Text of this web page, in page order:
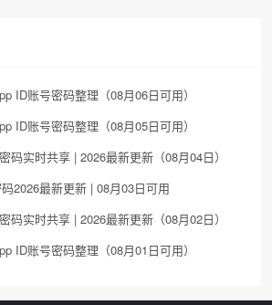
ID账号密码整理（08月06日可用）
ID账号密码整理（08月05日可用）
码实时共享 | 2026最新更新（08月04日）
2026最新更新 | 08月03日可用
码实时共享 | 2026最新更新（08月02日）
ID账号密码整理（08月01日可用）